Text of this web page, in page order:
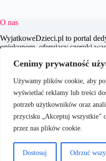
Cenimy prywatność
Używamy plików cookie, aby
wyświetlać reklamy lub treści
potrzeb użytkowników oraz
przycisku „Akceptuj wszystkie”
przez nas plików cookie.
Dostosuj Odrzuć
O nas
WyjatkoweDzieci.pl to portal
opiekunom, oferujący szeroki
celem jest wspieranie dorosłych
praktycznych treści, które
efektywnym wychowywaniu
Copyright © 2026 -